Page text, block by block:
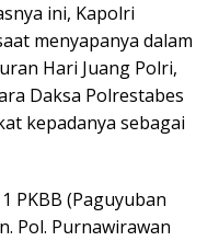
ini, Kapolri
menyapanya dalam
Hari Juang Polri,
Daksa Polrestabes
kepadanya sebagai
PKBB (Paguyuban
Pol. Purnawirawan